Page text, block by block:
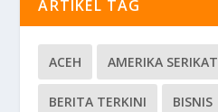
ARTIKEL TAG
ACEH AMERIKA SERIKAT
BERITA TERKINI BISNIS